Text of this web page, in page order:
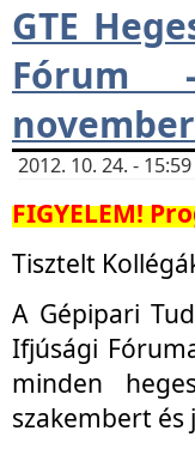
GTE
Fórum
2012. 10. 24. -
FIGYELEM!
Tisztelt
A Gépipari
Ifjúsági
minden
szakembert